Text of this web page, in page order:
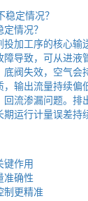
情况？
加工序的核心
导致，可从进
阀失效，空气
输出流量持续
流渗漏问题。
运行计量误差持
键作用
准确性
制更精准